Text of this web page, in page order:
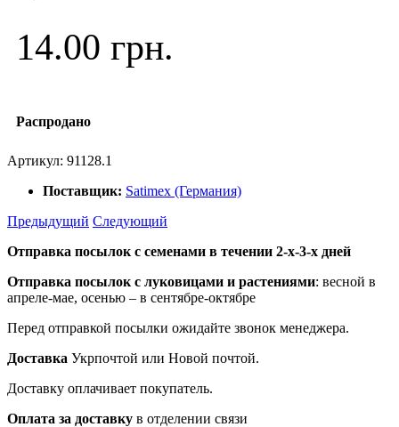
14.00 грн.
Распродано
Артикул: 91128.1
Поставщик: Satimex (Германия)
Предыдущий Следующий
Отправка посылок с семенами в течении 2-х-3-х дней
Отправка посылок с луковицами и растениями: весной в
апреле-мае, осенью – в сентябре-октябре
Перед отправкой посылки ожидайте звонок менеджера.
Доставка Укрпочтой или Новой почтой.
Доставку оплачивает покупатель.
Оплата за доставку в отделении связи